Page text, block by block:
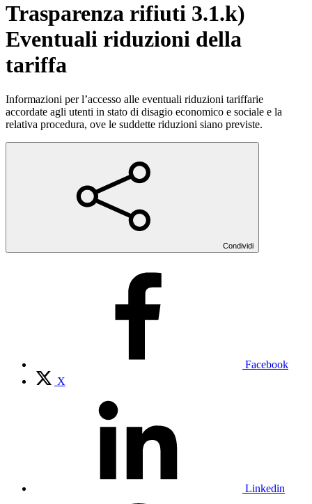
Trasparenza rifiuti 3.1.k)
Eventuali riduzioni della
tariffa
Informazioni per l’accesso alle eventuali riduzioni tariffarie
accordate agli utenti in stato di disagio economico e sociale e la
relativa procedura, ove le suddette riduzioni siano previste.
Condividi
Facebook
X
Linkedin